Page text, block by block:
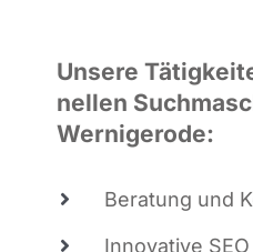
Unse­re
nel­len
Wernigerode:
Bera­tung und
Inno­va­ti­ve